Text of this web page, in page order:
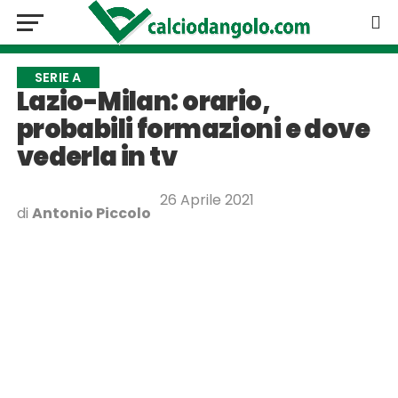
SERIE A
Lazio-Milan: orario,
probabili formazioni e dove
vederla in tv
di Antonio Piccolo
26 Aprile 2021